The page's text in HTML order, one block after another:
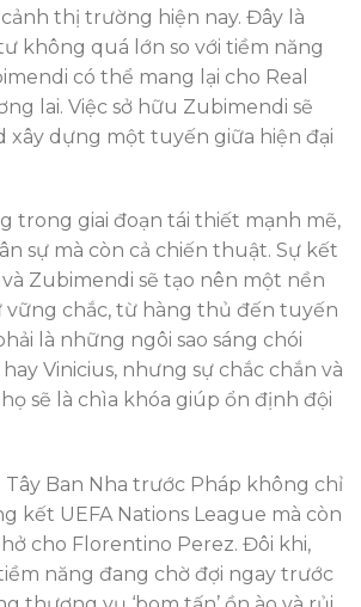
thị trường hiện nay. Đây là
không quá lớn so với tiềm năng
có thể mang lại cho Real
lai. Việc sở hữu Zubimendi sẽ
xây dựng một tuyến giữa hiện đại
trong giai đoạn tái thiết mạnh mẽ,
sự mà còn cả chiến thuật. Sự kết
Zubimendi sẽ tạo nên một nền
chắc, từ hàng thủ đến tuyến
là những ngôi sao sáng chói
Vinicius, nhưng sự chắc chắn và
sẽ là chìa khóa giúp ổn định đội
Tây Ban Nha trước Pháp không chỉ
kết UEFA Nations League mà còn
cho Florentino Perez. Đôi khi,
năng đang chờ đợi ngay trước